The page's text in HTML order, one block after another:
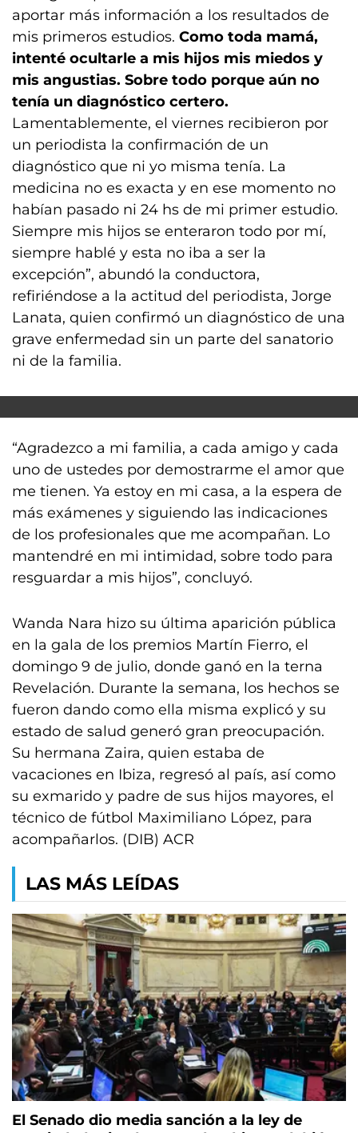
aportar más información a los resultados de
mis primeros estudios. Como toda mamá,
intenté ocultarle a mis hijos mis miedos y
mis angustias. Sobre todo porque aún no
tenía un diagnóstico certero.
Lamentablemente, el viernes recibieron por
un periodista la confirmación de un
diagnóstico que ni yo misma tenía. La
medicina no es exacta y en ese momento no
habían pasado ni 24 hs de mi primer estudio.
Siempre mis hijos se enteraron todo por mí,
siempre hablé y esta no iba a ser la
excepción”, abundó la conductora,
refiriéndose a la actitud del periodista, Jorge
Lanata, quien confirmó un diagnóstico de una
grave enfermedad sin un parte del sanatorio
ni de la familia.
“Agradezco a mi familia, a cada amigo y cada
uno de ustedes por demostrarme el amor que
me tienen. Ya estoy en mi casa, a la espera de
más exámenes y siguiendo las indicaciones
de los profesionales que me acompañan. Lo
mantendré en mi intimidad, sobre todo para
resguardar a mis hijos”, concluyó.
Wanda Nara hizo su última aparición pública
en la gala de los premios Martín Fierro, el
domingo 9 de julio, donde ganó en la terna
Revelación. Durante la semana, los hechos se
fueron dando como ella misma explicó y su
estado de salud generó gran preocupación.
Su hermana Zaira, quien estaba de
vacaciones en Ibiza, regresó al país, así como
su exmarido y padre de sus hijos mayores, el
técnico de fútbol Maximiliano López, para
acompañarlos. (DIB) ACR
LAS MÁS LEÍDAS
El Senado dio media sanción a la ley de